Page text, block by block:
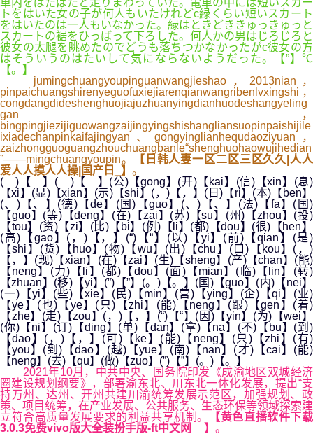
車内をばたばたと走りまわっていた。電車の中には短いスカー
トをはいた女の子が何人もいたけれどc緑くらい短いスカート
をはいたのは一人もいなかった。緑はときどききゅっきゅっと
スカートの裾をひっばって下ろした。何人かの男はじろじろと
彼女の太腿を眺めたのでどうも落ちつかなかったがc彼女の方
はそういうのはたいして気にならないようだった。【”】℃
【。】
jumingchuangyoupinguanwangjieshao，2013nian，
pinpaichuangshirenyeguofuxiejiarenqianwangribenlvxingshi，
congdangdideshenghuojiajuzhuanyingdianhuodeshangyeling
gan，
bingpingjiezijiguowangzaijingyingshishangliansuopinpaishijile
ixiadechanpinkaifajingyan、gongyinglianhequdaoziyuan，
zaizhongguoguangzhouchuangbanle“shenghuohaowujihedian
”——mingchuangyoupin。
【日韩人妻一区二区三区久久|人人
爱人人摸人人操|国产日_】 。
( )【 】( )【 】(公)【gong】(开)【kai】(信)【xin】(息)
【xi】(显)【xian】(示)【shi】(，)【，】(日)【ri】(本)【ben】
(、)【、】(德)【de】(国)【guo】(、)【、】(法)【fa】(国)
【guo】(等)【deng】(在)【zai】(苏)【su】(州)【zhou】(投)
【tou】(资)【zi】(比)【bi】(例)【li】(都)【dou】(很)【hen】
(高)【gao】(，)【，】(“)【“】(以)【yi】(前)【qian】(是)
【shi】(货)【huo】(物)【wu】(出)【chu】(口)【kou】(，)
【，】(现)【xian】(在)【zai】(生)【sheng】(产)【chan】(能)
【neng】(力)【li】(都)【dou】(面)【mian】(临)【lin】(转)
【zhuan】(移)【yi】(”)【”】(。)【。】(国)【guo】(内)【nei】
(一)【yi】(些)【xie】(民)【min】(营)【ying】(企)【qi】(业)
【ye】(也)【ye】(只)【zhi】(能)【neng】(跟)【gen】(着)
【zhe】(走)【zou】(，)【，】(“)【“】(因)【yin】(为)【wei】
(你)【ni】(订)【ding】(单)【dan】(拿)【na】(不)【bu】(到)
【dao】(，)【，】(可)【ke】(能)【neng】(只)【zhi】(有)
【you】(到)【dao】(越)【yue】(南)【nan】(才)【cai】(能)
【neng】(去)【qu】(做)【zuo】(”)【”】(。)【。】
2021年10月，中共中央、国务院印发《成渝地区双城经济
圈建设规划纲要》，部署渝东北、川东北一体化发展，提出“支
持万州、达州、开州共建川渝统筹发展示范区，加强规划、政
策、项目统筹，在产业发展、公共服务、生态环保等领域探索建
立符合高质量发展要求的利益共享机制。
【黄色直播软件下载
3.0.3免费vivo版大全装扮手版-ft中文网__】 。